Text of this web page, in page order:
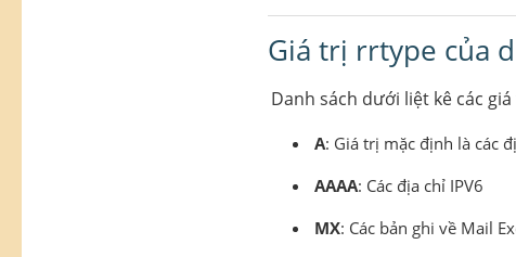
Giá trị rrtype của
Danh sách dưới liệt kê các
A: Giá trị mặc định là các
AAAA: Các địa chỉ IPV6
MX: Các bản ghi về Mail